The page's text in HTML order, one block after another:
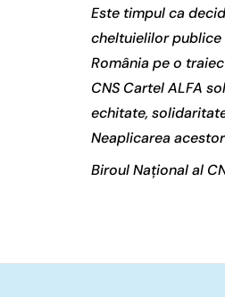
Este timpul ca
cheltuielilor publice
România pe o
CNS Cartel ALFA
echitate,
Neaplicarea
Biroul Național al